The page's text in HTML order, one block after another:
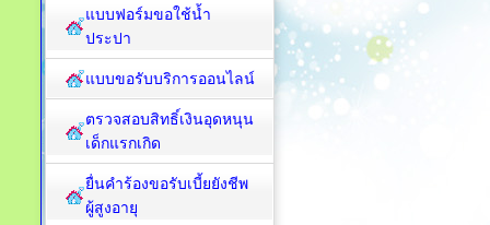
แบบฟอร์มขอใช้น้ำ
ประปา
แบบขอรับบริการออนไลน์
ตรวจสอบสิทธิ์เงินอุดหนุน
เด็กแรกเกิด
ยื่นคำร้องขอรับเบี้ยยังชีพ
ผู้สูงอายุ